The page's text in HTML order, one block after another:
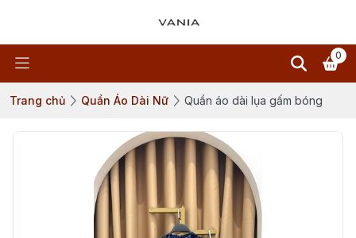
0
Trang chủ Quần Áo Dài Nữ Quần áo dài lụa gấm bóng